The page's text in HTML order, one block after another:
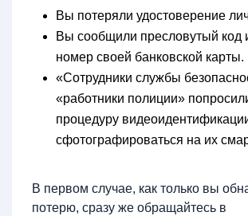
Вы потеряли удостоверение
Вы сообщили пресловутый код
номер своей банковской карты.
«Сотрудники службы
«работники полиции»
процедуру
сфотографироваться на их
В первом случае, как только вы
потерю, сразу же обращайтесь в